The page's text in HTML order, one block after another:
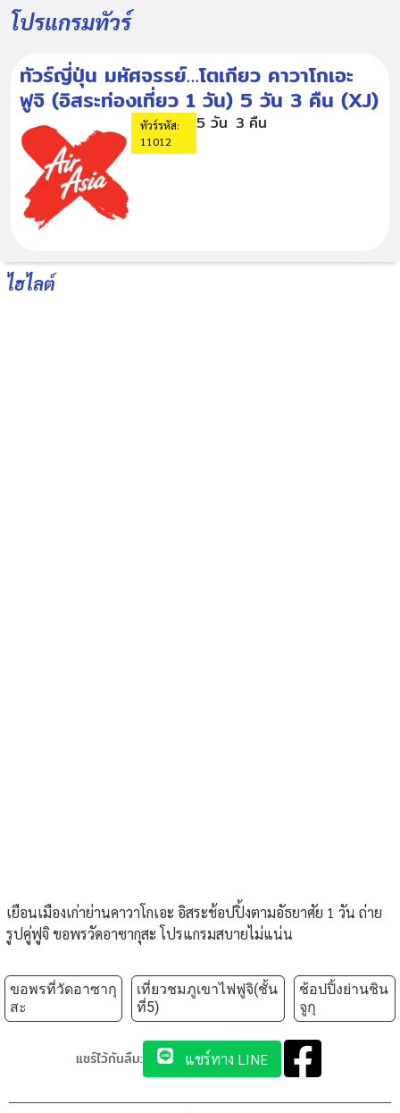
โปรแกรมทัวร์
ทัวร์ญี่ปุ่น มหัศจรรย์…โตเกียว คาวาโกเอะ
ฟูจิ (อิสระท่องเที่ยว 1 วัน) 5 วัน 3 คืน (XJ)
ทัวร์รหัส:
11012
5 วัน 3 คืน
ไฮไลต์
เยือนเมืองเก่าย่านคาวาโกเอะ อิสระช้อปปิ้งตามอัธยาศัย 1 วัน ถ่าย
รูปคู่ฟูจิ ขอพรวัดอาซากุสะ โปรแกรมสบายไม่แน่น
ขอพรที่วัดอาซากุ
สะ
เที่ยวชมภูเขาไฟฟูจิ(ชั้น
ที่5)
ช้อปปิ้งย่านชิน
จูกุ
แชร์ไว้กันลืม: แชร์ทาง LINE